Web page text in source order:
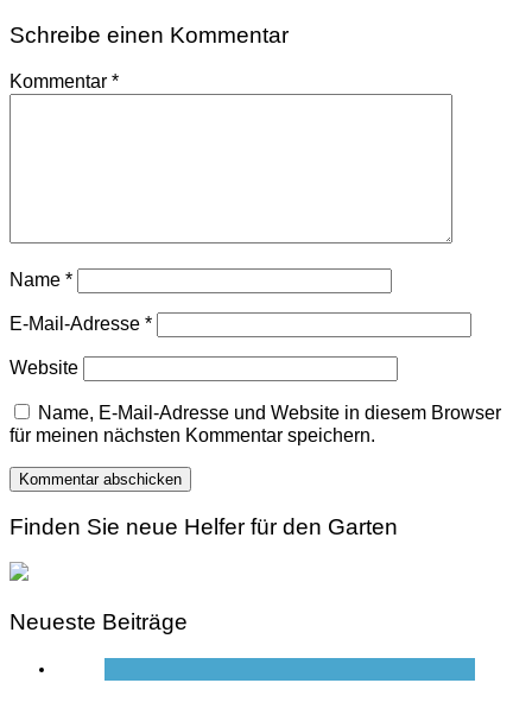
Schreibe einen Kommentar
Kommentar *
Name *
E-Mail-Adresse *
Website
Name, E-Mail-Adresse und Website in diesem Browser
für meinen nächsten Kommentar speichern.
Finden Sie neue Helfer für den Garten
Neueste Beiträge